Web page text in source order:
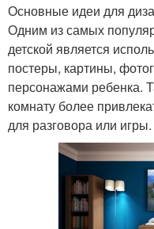
Основные идеи для
Одним из самых
детской является
постеры, картины,
персонажами ребенка.
комнату более
для разговора или игры.